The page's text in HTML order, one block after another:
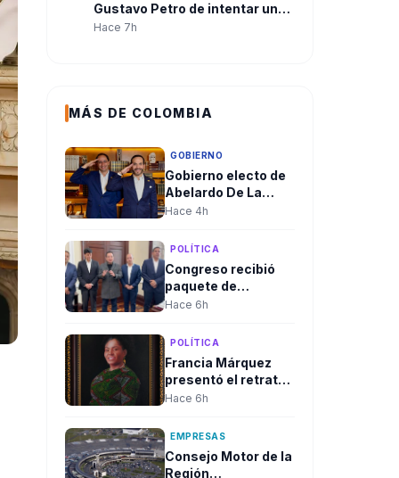
Gustavo Petro de intentar un
"Golpe de Estado" en contra de
Hace 7h
MÁS DE COLOMBIA
GOBIERNO
Gobierno electo de
Abelardo De La
Espriella aclaró
diplomáticos para
su posesión y negó
criterios políticos
Hace 4h
POLÍTICA
Congreso recibió
paquete de
proyectos de Juan
la seguridad
energética del país
Hace 6h
POLÍTICA
Francia Márquez
presentó el retrato
oficial que quedará
Vicepresidencial al
cierre de su
mandato
Hace 6h
EMPRESAS
Consejo Motor de la
Región